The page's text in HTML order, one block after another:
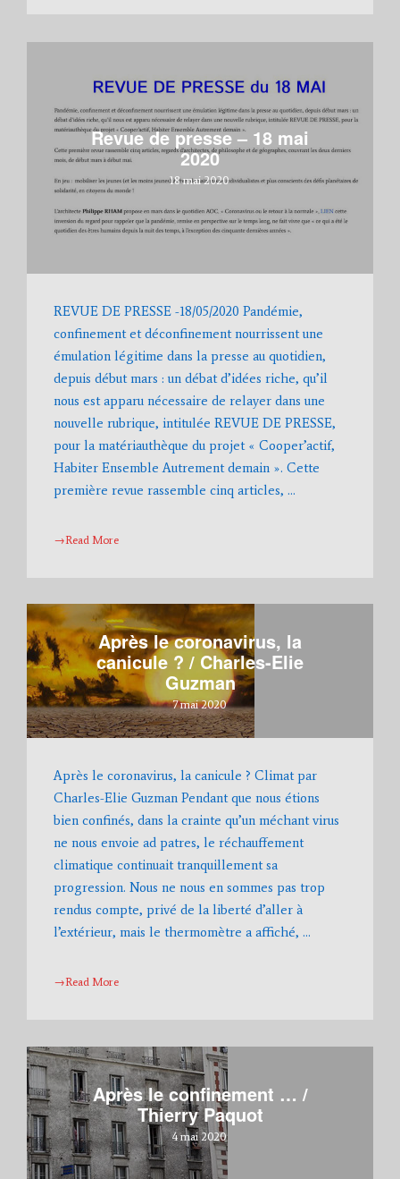
Revue de presse – 18 mai
2020
18 mai 2020
REVUE DE PRESSE -18/05/2020 Pandémie,
confinement et déconfinement nourrissent une
émulation légitime dans la presse au quotidien,
depuis début mars : un débat d’idées riche, qu’il
nous est apparu nécessaire de relayer dans une
nouvelle rubrique, intitulée REVUE DE PRESSE,
pour la matériauthèque du projet « Cooper’actif,
Habiter Ensemble Autrement demain ». Cette
première revue rassemble cinq articles, …
→Read More
Après le coronavirus, la
canicule ? / Charles-Elie
Guzman
7 mai 2020
Après le coronavirus, la canicule ? Climat par
Charles-Elie Guzman Pendant que nous étions
bien confinés, dans la crainte qu’un méchant virus
ne nous envoie ad patres, le réchauffement
climatique continuait tranquillement sa
progression. Nous ne nous en sommes pas trop
rendus compte, privé de la liberté d’aller à
l’extérieur, mais le thermomètre a affiché, …
→Read More
Après le confinement … /
Thierry Paquot
4 mai 2020